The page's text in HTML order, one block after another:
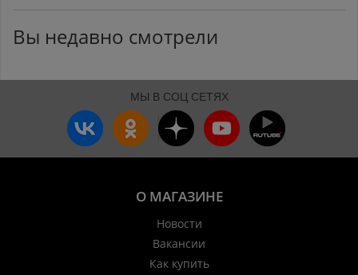
Вы недавно смотрели
МЫ В СОЦ СЕТЯХ
О МАГАЗИНЕ
Новости
Вакансии
Как купить